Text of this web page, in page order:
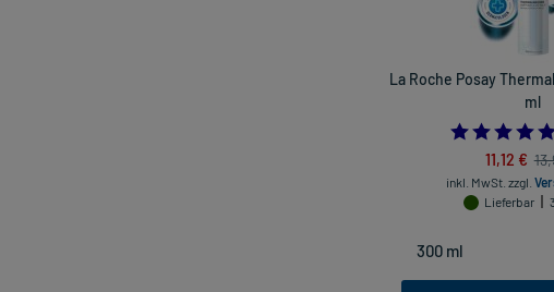
La Roche Posay
ml
11,12 €
inkl. MwSt. zzgl.
Lieferbar